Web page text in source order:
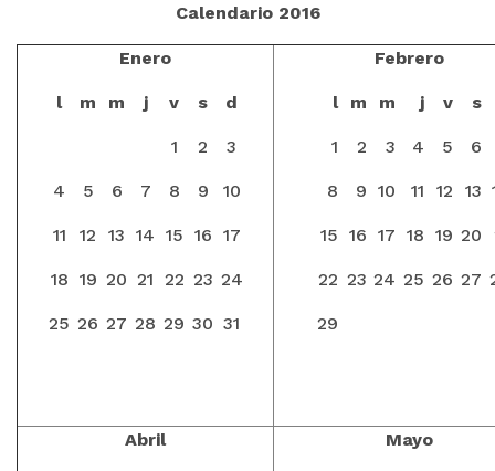
Calendario 2016
Enero
l m m j v s d
1 2 3
4 5 6 7 8 9 10
11 12 13 14 15 16 17
18 19 20 21 22 23 24
25 26 27 28 29 30 31
Febrero
l m m j v s
1 2 3 4 5 6
8 9 10 11 12 13
15 16 17 18 19 20
22 23 24 25 26 27
29
Abril Mayo